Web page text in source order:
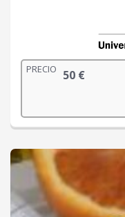
PRECIO 50 €